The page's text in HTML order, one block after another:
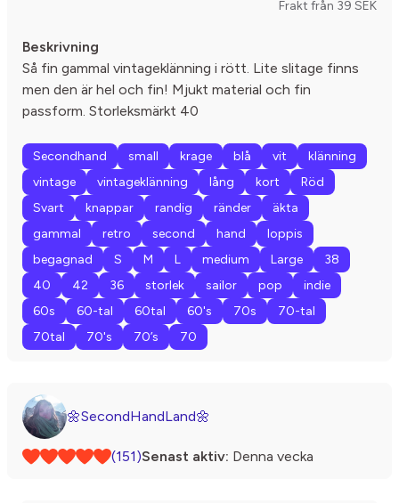
Frakt från 39 SEK
Beskrivning
Så fin gammal vintageklänning i rött. Lite slitage finns
men den är hel och fin! Mjukt material och fin
passform. Storleksmärkt 40
Secondhand small krage blå vit
klänning
vintage
vintageklänning lång kort
Röd
Svart
knappar randig ränder
äkta
gammal
retro second hand
loppis
begagnad
S M L medium Large
38
40
42 36 storlek sailor pop
indie
60s
60-tal 60tal 60's 70s
70-tal
70tal
70's 70’s 70
🌼SecondHandLand🌼
(151)Senast aktiv: Denna vecka